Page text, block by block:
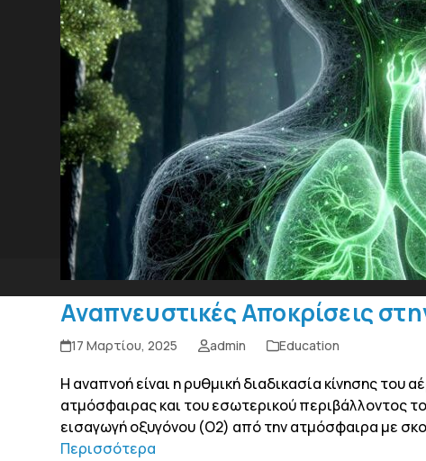
Αναπνευστικές Αποκρίσεις
17 Μαρτίου, 2025 admin Education
Η αναπνοή είναι η ρυθμική διαδικασία κίνησης του
ατμόσφαιρας και του εσωτερικού περιβάλλοντος
εισαγωγή οξυγόνου (O2) από την ατμόσφαιρα με
Περισσότερα